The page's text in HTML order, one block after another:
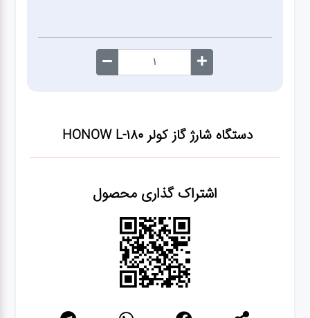
معاینه
دستگاه شارژ گاز کولر HONOW L-180
اشتراک گذاری محصول